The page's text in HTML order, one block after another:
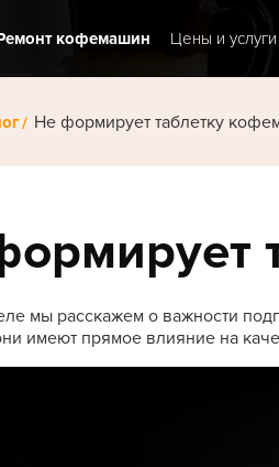
кофемашин Цены и услуги
Не формирует таблетку
мы расскажем о важности
имеют прямое влияние на